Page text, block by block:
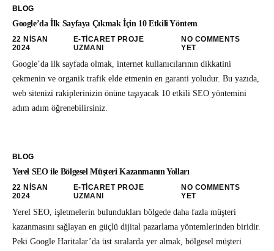
BLOG
Google’da İlk Sayfaya Çıkmak İçin 10 Etkili Yöntem
22 NISAN
2024
E-TICARET PROJE
UZMANI
NO COMMENTS
YET
Google’da ilk sayfada olmak, internet kullanıcılarının dikkatini
çekmenin ve organik trafik elde etmenin en garanti yoludur. Bu yazıda,
web sitenizi rakiplerinizin önüne taşıyacak 10 etkili SEO yöntemini
adım adım öğrenebilirsiniz.
BLOG
Yerel SEO ile Bölgesel Müşteri Kazanmanın Yolları
22 NISAN
2024
E-TICARET PROJE
UZMANI
NO COMMENTS
YET
Yerel SEO, işletmelerin bulundukları bölgede daha fazla müşteri
kazanmasını sağlayan en güçlü dijital pazarlama yöntemlerinden biridir.
Peki Google Haritalar’da üst sıralarda yer almak, bölgesel müşteri